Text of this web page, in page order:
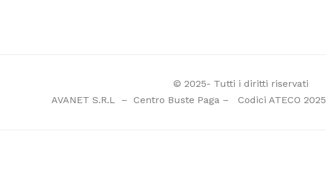
© 2025- Tutti i diritti riservati
AVANET S.R.L
– Centro Buste Paga– Codici ATECO 2025